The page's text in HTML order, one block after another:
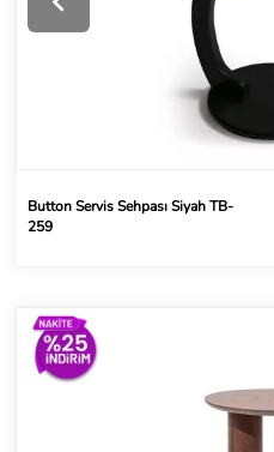
Button Servis Sehpası Siyah TB-
259